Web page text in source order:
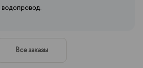
Все заказы